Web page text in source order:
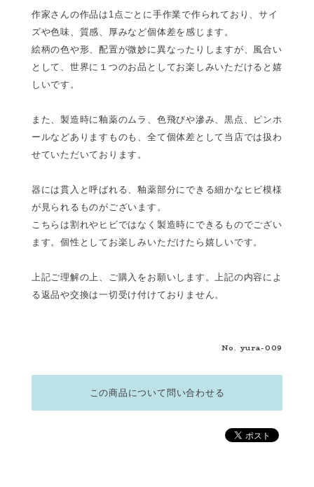
作家さんの作品は1点ごとに手作業で作られており、サイ
ズや色味、質感、厚みなど個体差を感じます。
絵柄の色や形、配置が微妙に異なったりしますが、風合い
として、世界に１つのお品としてお楽しみいただけると嬉
しいです。
また、製造時に釉薬のムラ、色飛びや滲み、黒点、ピンホ
ールなどありますものも、全て個体差として当店では扱わ
せていただいております。
器には貫入と呼ばれる、釉薬部分にできる細かなヒビ模様
が見られるものがございます。
こちらは割れやヒビではなく製造時にできるものでござい
ます。個性としてお楽しみいただけたら嬉しいです。
上記ご理解の上、ご購入をお願いします。上記の内容によ
る返品や交換は一切受け付けておりません。
No. yura-009
この商品について問い合わせる